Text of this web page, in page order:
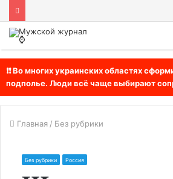
❗❗ Во многих украинских областях
подполье. Люди всё чаще выбирают
Главная / Без рубрики
Без рубрики Россия